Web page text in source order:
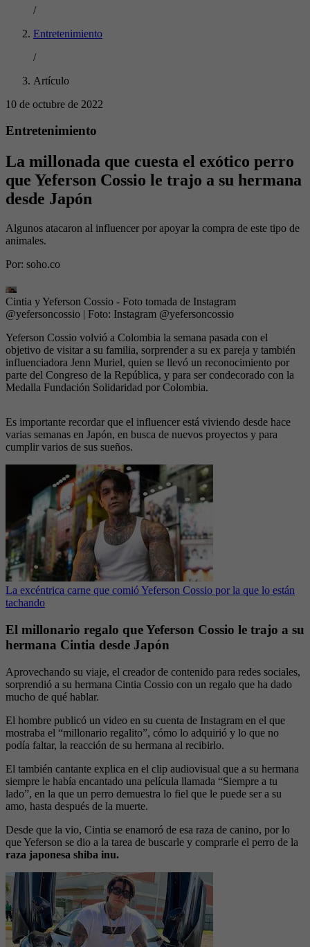
/
Entretenimiento
/
Artículo
10 de octubre de 2022
Entretenimiento
La millonada que cuesta el exótico perro
que Yeferson Cossio le trajo a su hermana
desde Japón
Algunos atacaron al influencer por apoyar la compra de este tipo de
animales.
Por: soho.co
Cintia y Yeferson Cossio - Foto tomada de Instagram
@yefersoncossio | Foto: Instagram @yefersoncossio
Yeferson Cossio volvió a Colombia la semana pasada con el
objetivo de visitar a su familia, sorprender a su ex pareja y también
influenciadora Jenn Muriel, quien se llevó un reconocimiento por
parte del Congreso de la República, y para ser condecorado con la
Medalla Fundación Solidaridad por Colombia.
Es importante recordar que el influencer está viviendo desde hace
varias semanas en Japón, en busca de nuevos proyectos y para
cumplir varios de sus sueños.
La excéntrica carne que comió Yeferson Cossio por la que lo están
tachando
El millonario regalo que Yeferson Cossio le trajo a su
hermana Cintia desde Japón
Aprovechando su viaje, el creador de contenido para redes sociales,
sorprendió a su hermana Cintia Cossio con un regalo que ha dado
mucho de qué hablar.
El hombre publicó un video en su cuenta de Instagram en el que
mostraba el “millonario regalito”, cómo lo adquirió y lo que no
podía faltar, la reacción de su hermana al recibirlo.
El también cantante explica en el clip audiovisual que a su hermana
siempre le había encantado una película llamada “Siempre a tu
lado”, en la que un perro demuestra lo fiel que le puede ser a su
amo, hasta después de la muerte.
Desde que la vio, Cintia se enamoró de esa raza de canino, por lo
que Yeferson se dio a la tarea de buscarle y comprarle el perro de la
raza japonesa shiba inu.